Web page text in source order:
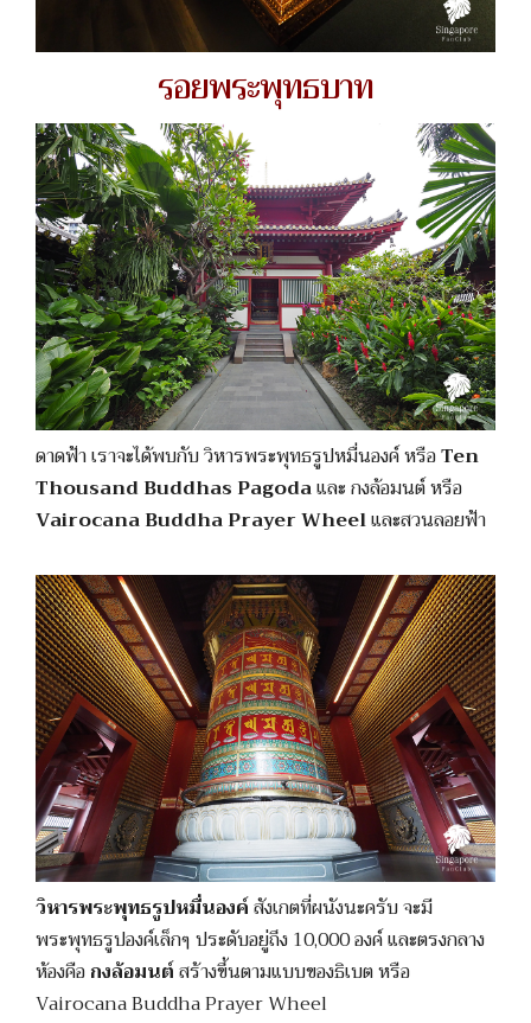
รอยพระพุทธบาท
ดาดฟ้า เราจะได้พบกับ วิหารพระพุทธรูปหมื่นองค์ หรือTen
Thousand Buddhas Pagodaและ กงล้อมนต์ หรือ
Vairocana Buddha Prayer Wheelและสวนลอยฟ้า
วิหารพระพุทธรูปหมื่นองค์สังเกตที่ผนังนะครับ จะมี
พระพุทธรูปองค์เล็กๆ ประดับอยู่ถึง 10,000 องค์ และตรงกลาง
ห้องคือกงล้อมนต์สร้างขึ้นตามแบบของธิเบต หรือ
Vairocana Buddha Prayer Wheel